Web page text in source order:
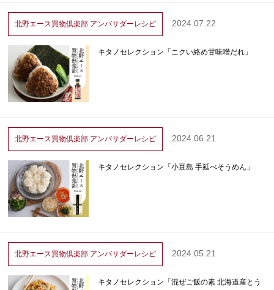
北野エース買物倶楽部 アンバサダーレシピ 2024.07.22
キタノセレクション「ニクい絡め甘味噌だれ」
北野エース買物倶楽部 アンバサダーレシピ 2024.06.21
キタノセレクション「小豆島 手延べそうめん」
北野エース買物倶楽部 アンバサダーレシピ 2024.05.21
キタノセレクション「混ぜご飯の素 北海道産とう